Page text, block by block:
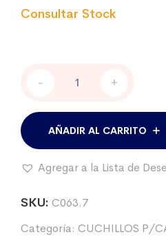
(reneta),
mango
madera,
Suizo
- +
AÑADIR AL CARRITO
Agregar a la Lista de
SKU: C063.7
Categoría: CUCHILLOS P/